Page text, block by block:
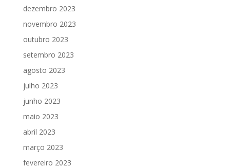
dezembro 2023
novembro 2023
outubro 2023
setembro 2023
agosto 2023
julho 2023
junho 2023
maio 2023
abril 2023
março 2023
fevereiro 2023